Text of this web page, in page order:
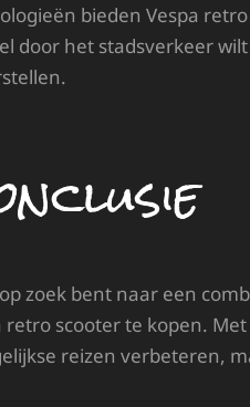
bieden Vespa
door het stadsverkeer
zoek bent naar een
retro scooter te kopen.
reizen verbeteren,